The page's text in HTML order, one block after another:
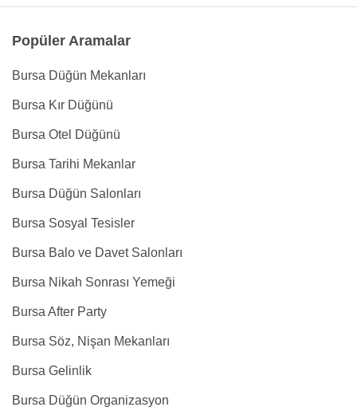
Popüler Aramalar
Bursa Düğün Mekanları
Bursa Kır Düğünü
Bursa Otel Düğünü
Bursa Tarihi Mekanlar
Bursa Düğün Salonları
Bursa Sosyal Tesisler
Bursa Balo ve Davet Salonları
Bursa Nikah Sonrası Yemeği
Bursa After Party
Bursa Söz, Nişan Mekanları
Bursa Gelinlik
Bursa Düğün Organizasyon